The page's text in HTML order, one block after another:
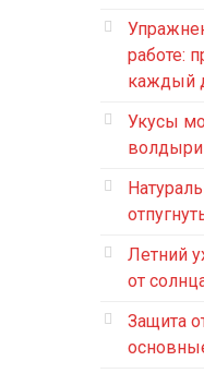
работе:
каждый
Укусы
волдыри
Летний
от
Защита